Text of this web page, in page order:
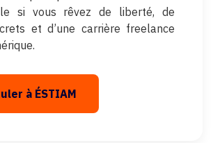
si vous rêvez de liberté, de
et d’une carrière freelance
à ÉSTIAM